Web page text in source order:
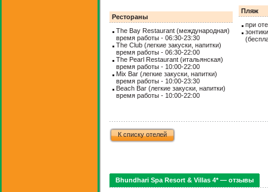
Рестораны
The Bay Restaurant (международная)
время работы - 06:30-23:30
The Club (легкие закуски, напитки)
время работы - 06:30-22:00
The Pearl Restaurant (итальянская)
время работы - 10:00-22:00
Mix Bar (легкие закуски, напитки)
время работы - 10:00-23:30
Beach Bar (легкие закуски, напитки)
время работы - 10:00-22:00
Пляж
при
К списку отелей
Bhundhari Spa Resort & Villas 4* — отзывы